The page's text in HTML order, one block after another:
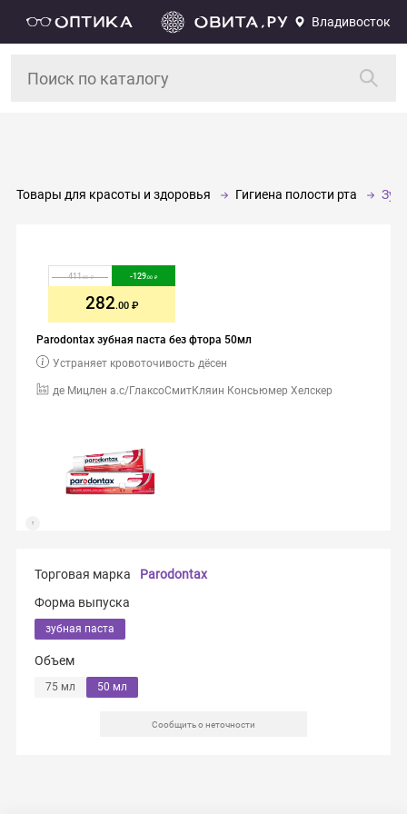
Владивосток
Товары для красоты и здоровья Гигиена полости рта
Parodontax зубная паста без фтора 50мл
де Мицлен а.с/ГлаксоСмитКляин Консьюмер Хелскер
Устраняет кровоточивость дёсен
411.00 -129.00
282.00
Торговая марка
Parodontax
Форма выпуска
зубная паста
Объем
75 мл 50 мл
Сообщить о неточности